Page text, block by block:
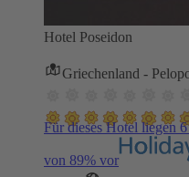
Hotel Poseidon
Griechenland -
Für dieses Hotel liegen
von 89% vor